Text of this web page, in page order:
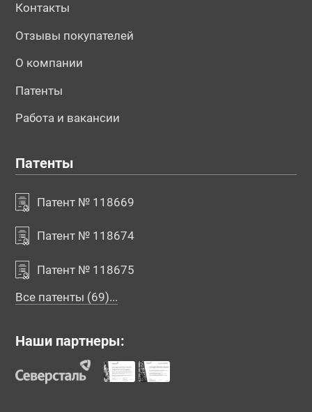
Контакты
Отзывы покупателей
О компании
Патенты
Работа и вакансии
Патенты
Патент № 118669
Патент № 118674
Патент № 118675
Все патенты (69)...
Наши партнеры: